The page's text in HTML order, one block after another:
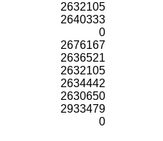
2632105
2640333
0
2676167
2636521
2632105
2634442
2630650
2933479
0